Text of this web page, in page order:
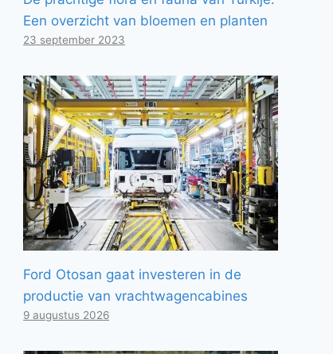
Een overzicht van bloemen en planten
23 september 2023
Ford Otosan gaat investeren in de
productie van vrachtwagencabines
9 augustus 2026